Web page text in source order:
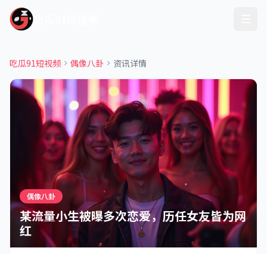
吃瓜91短视频 偶像八卦 资讯详情
偶像八卦
某流量小生被曝多次恋爱，历任女友皆为网
红